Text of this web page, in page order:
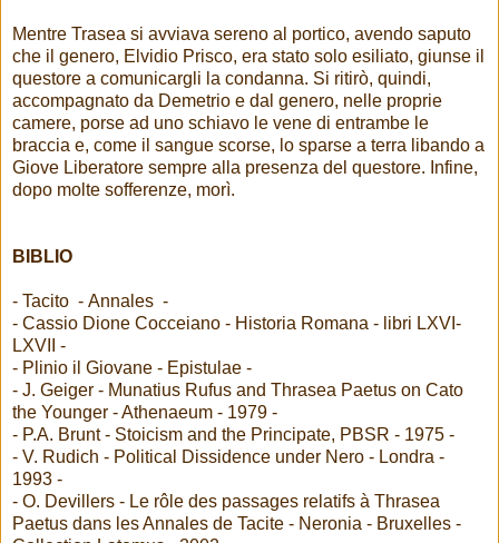
Mentre Trasea si avviava sereno al portico, avendo saputo
che il genero, Elvidio Prisco, era stato solo esiliato, giunse il
questore a comunicargli la condanna. Si ritirò, quindi,
accompagnato da Demetrio e dal genero, nelle proprie
camere, porse ad uno schiavo le vene di entrambe le
braccia e, come il sangue scorse, lo sparse a terra libando a
Giove Liberatore sempre alla presenza del questore. Infine,
dopo molte sofferenze, morì.
BIBLIO
- Tacito - Annales -
- Cassio Dione Cocceiano - Historia Romana - libri LXVI-
LXVII -
- Plinio il Giovane - Epistulae -
- J. Geiger - Munatius Rufus and Thrasea Paetus on Cato
the Younger - Athenaeum - 1979 -
- P.A. Brunt - Stoicism and the Principate, PBSR - 1975 -
- V. Rudich - Political Dissidence under Nero - Londra -
1993 -
- O. Devillers - Le rôle des passages relatifs à Thrasea
Paetus dans les Annales de Tacite - Neronia - Bruxelles -